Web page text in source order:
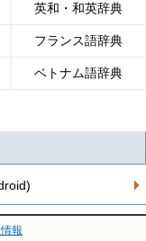
英和・和英辞典
フランス語辞典
ベトナム語辞典
報